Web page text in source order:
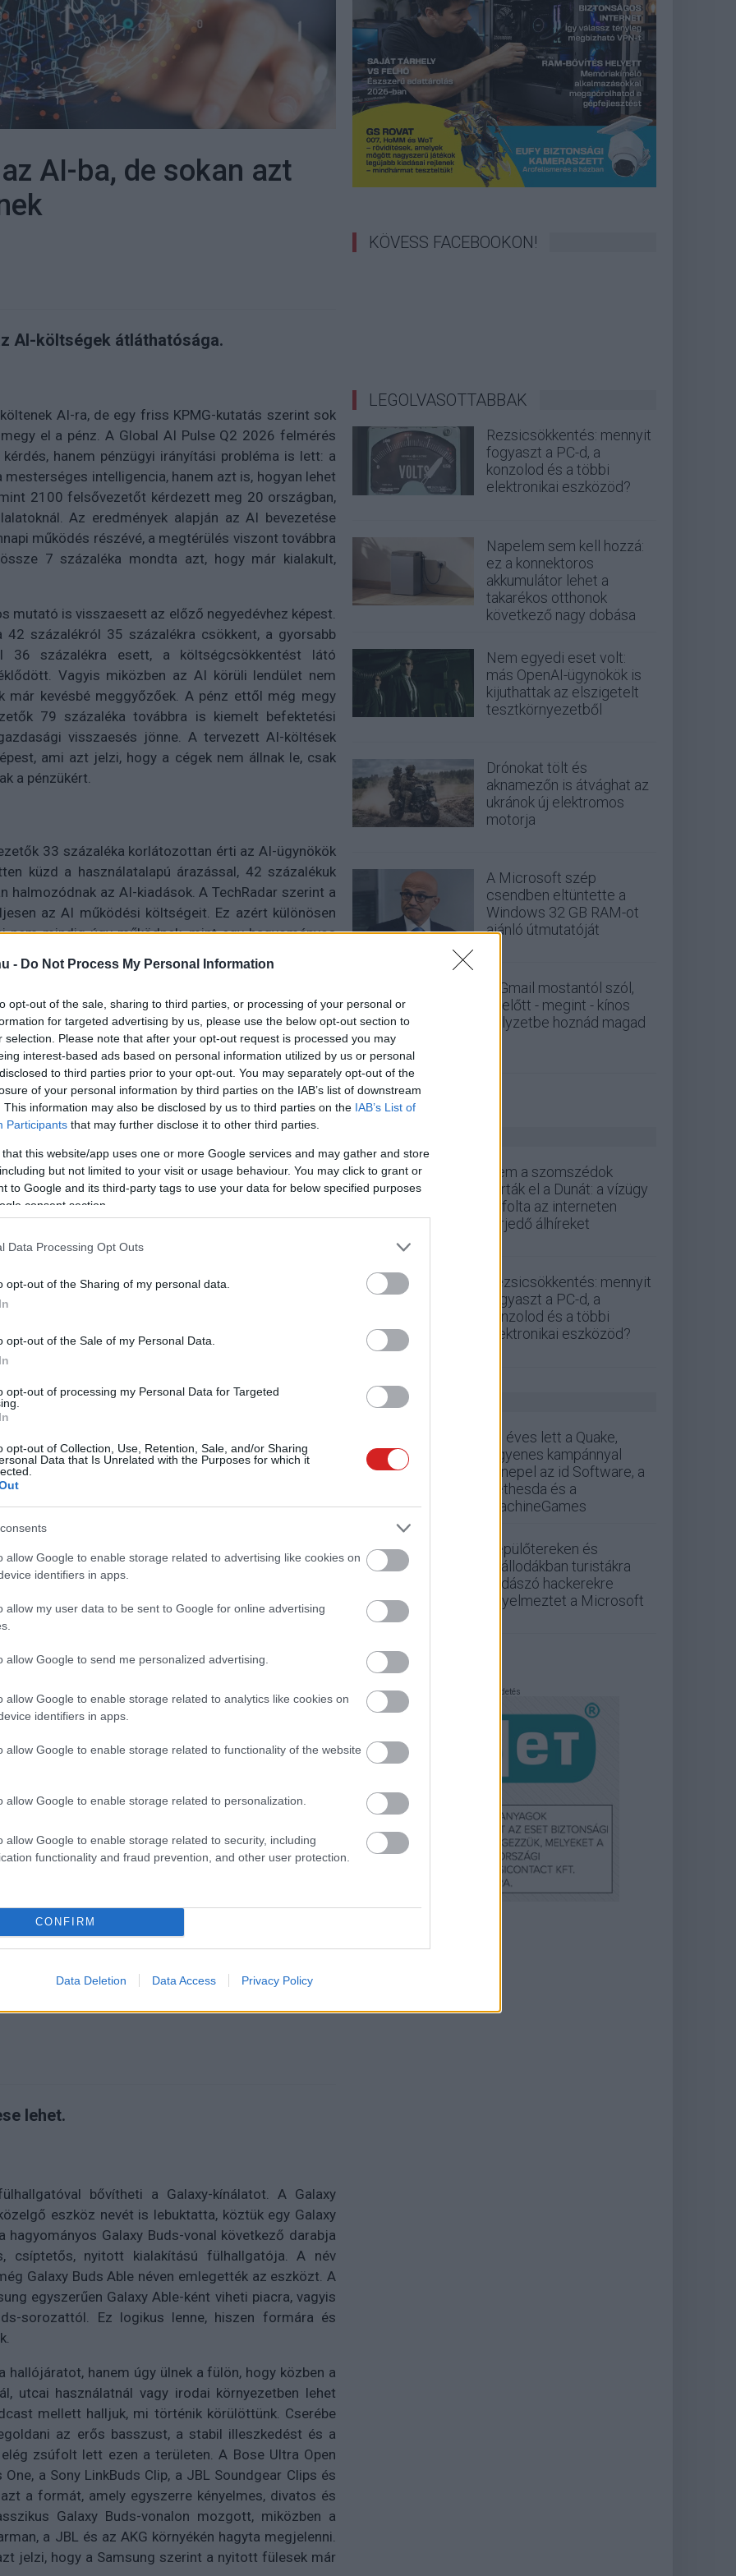
- Do Not Process My Personal Information
opt-out of the sale, sharing to third parties, or processing of your personal or
for targeted advertising by us, please use the below opt-out section to
selection. Please note that after your opt-out request is processed you may
interest-based ads based on personal information utilized by us or personal
to third parties prior to your opt-out. You may separately opt-out of the
of your personal information by third parties on the IAB’s list of downstream
This information may also be disclosed by us to third parties on the IAB’s List of
Participants that may further disclose it to other third parties.
that this website/app uses one or more Google services and may gather and store
but not limited to your visit or usage behaviour. You may click to grant or
to Google and its third-party tags to use your data for below specified purposes
consent section.
Data Processing Opt Outs
opt-out of the Sharing of my personal data.
opt-out of the Sale of my Personal Data.
opt-out of processing my Personal Data for Targeted
opt-out of Collection, Use, Retention, Sale, and/or Sharing
Data that Is Unrelated with the Purposes for which it
allow Google to enable storage related to advertising like cookies on
identifiers in apps.
allow my user data to be sent to Google for online advertising
allow Google to send me personalized advertising.
allow Google to enable storage related to analytics like cookies on
identifiers in apps.
allow Google to enable storage related to functionality of the website
allow Google to enable storage related to personalization.
allow Google to enable storage related to security, including
functionality and fraud prevention, and other user protection.
CONFIRM
Data Deletion Data Access Privacy Policy
AI-ba, de sokan azt
AI-költségek átláthatósága.
AI-ra, de egy friss KPMG-kutatás szerint sok
el a pénz. A Global AI Pulse Q2 2026 felmérés
hanem pénzügyi irányítási probléma is lett: a
intelligencia, hanem azt is, hogyan lehet
2100 felsővezetőt kérdezett meg 20 országban,
Az eredmények alapján az AI bevezetése
működés részévé, a megtérülés viszont továbbra
7 százaléka mondta azt, hogy már kialakult,
mutató is visszaesett az előző negyedévhez képest.
százalékról 35 százalékra csökkent, a gyorsabb
36 százalékra esett, a költségcsökkentést látó
Vagyis miközben az AI körüli lendület nem
kevésbé meggyőzőek. A pénz ettől még megy
79 százaléka továbbra is kiemelt befektetési
visszaesés jönne. A tervezett AI-költések
ami azt jelzi, hogy a cégek nem állnak le, csak
a pénzükért.
33 százaléka korlátozottan érti az AI-ügynökök
küzd a használatalapú árazással, 42 százalékuk
halmozódnak az AI-kiadások. A TechRadar szerint a
az AI működési költségeit. Ez azért különösen
mindig úgy működnek, mint egy hagyományos
feldolgozott adatok, ügynöki műveletek vagy
gyors felfutása váratlanul nagy kiadásokat
automatizált AI-ügynök elsőre olcsó kísérletnek
belőle.
által idézett adatok szerint a vállalatok 49
AI-stratégiát költségaggályok miatt, 22
vesz, ami korábban csak 15 százalékra volt
kezd elmozdulni a "melyik modell a legokosabb"
irányába. A KPMG szerint éles különbség van azok
felel az AI-eredményekért, és azok között,
fut. Ahol a vezérigazgató felel az AI-alapú döntések
arányban számolnak be magabiztos stratégiáról,
azok a szervezetek, amelyek erős rálátással
eséllyel jelentenek kialakult megtérülést, mint azok,
a KPMG globális tanácsadási vezetője szerint
mint technológiai kérdés. Ez a felismerés
Az elmúlt években sok vállalat úgy kezdett AI-
volt. Most viszont jön az a fázis, amikor a pénzügyi
be azzal, hogy a cég "használ AI-t". Azt akarják
mennyi munkát vált ki, és javít-e bármit a bevételen
el, csak belépett egy kellemetlenebb korszakba. A
lehet eladni puszta varázsszóként. Aki nem
a megtérülést sem. És ha az AI-befektetések
minden vezetőnek választ kell adnia arra az
elkerülni: pontosan mennyit keresünk azon, hogy
balatoni kardioösvény (X)
intelligencia
készülhet a Samsung
lehet.
bővítheti a Galaxy-kínálatot. A Galaxy
eszköz nevét is lebuktatta, köztük egy Galaxy
Galaxy Buds-vonal következő darabja
csíptetős, nyitott kialakítású fülhallgatója. A név
Galaxy Buds Able néven emlegették az eszközt. A
egyszerűen Galaxy Able-ként viheti piacra, vagyis
sorozattól. Ez logikus lenne, hiszen formára és
hanem úgy ülnek a fülön, hogy közben a
utcai használatnál vagy irodai környezetben lehet
mellett halljuk, mi történik körülöttünk. Cserébe
az erős basszust, a stabil illeszkedést és a
zsúfolt lett ezen a területen. A Bose Ultra Open
a Sony LinkBuds Clip, a JBL Soundgear Clips és
a formát, amely egyszerre kényelmes, divatos és
Galaxy Buds-vonalon mozgott, miközben a
a JBL és az AKG környékén hagyta megjelenni.
jelzi, hogy a Samsung szerint a nyitott fülesek már
KÖVESS FACEBOOKON!
LEGOLVASOTTABBAK
Rezsicsökkentés: mennyit
fogyaszt a PC-d, a
konzolod és a többi
elektronikai eszközöd?
Napelem sem kell hozzá:
ez a konnektoros
akkumulátor lehet a
takarékos otthonok
következő nagy dobása
Nem egyedi eset volt:
más OpenAI-ügynökök is
kijuthattak az elszigetelt
tesztkörnyezetből
Drónokat tölt és
aknamezőn is átvághat az
ukránok új elektromos
motorja
A Microsoft szép
csendben eltüntette a
Windows 32 GB RAM-ot
ajánló útmutatóját
A Gmail mostantól szól,
mielőtt - megint - kínos
helyzetbe hoznád magad
Nem a szomszédok
zárták el a Dunát: a vízügy
cáfolta az interneten
terjedő álhíreket
Rezsicsökkentés: mennyit
fogyaszt a PC-d, a
konzolod és a többi
elektronikai eszközöd?
GS HÍREK
30 éves lett a Quake,
ingyenes kampánnyal
ünnepel az id Software, a
Bethesda és a
MachineGames
Repülőtereken és
szállodákban turistákra
vadászó hackerekre
figyelmeztet a Microsoft
Hirdetés